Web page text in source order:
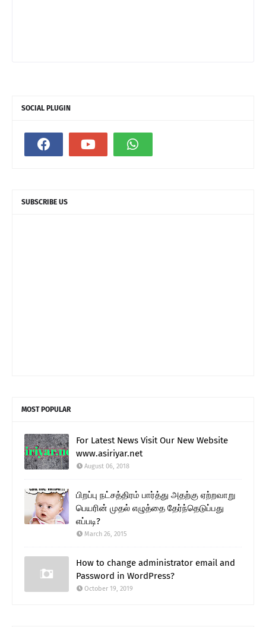
SOCIAL PLUGIN
SUBSCRIBE US
MOST POPULAR
For Latest News Visit Our New Website
www.asiriyar.net
August 06, 2018
பிறப்பு நட்சத்திரம் பார்த்து அதற்கு ஏற்றவாறு
பெயரின் முதல் எழுத்தை தேர்ந்தெடுப்பது
எப்படி?
March 26, 2015
How to change administrator email and
Password in WordPress?
October 19, 2019